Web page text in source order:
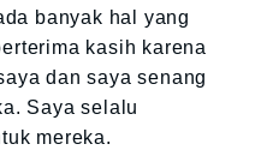
banyak hal yang
kasih karena
dan saya senang
Saya selalu
mereka.